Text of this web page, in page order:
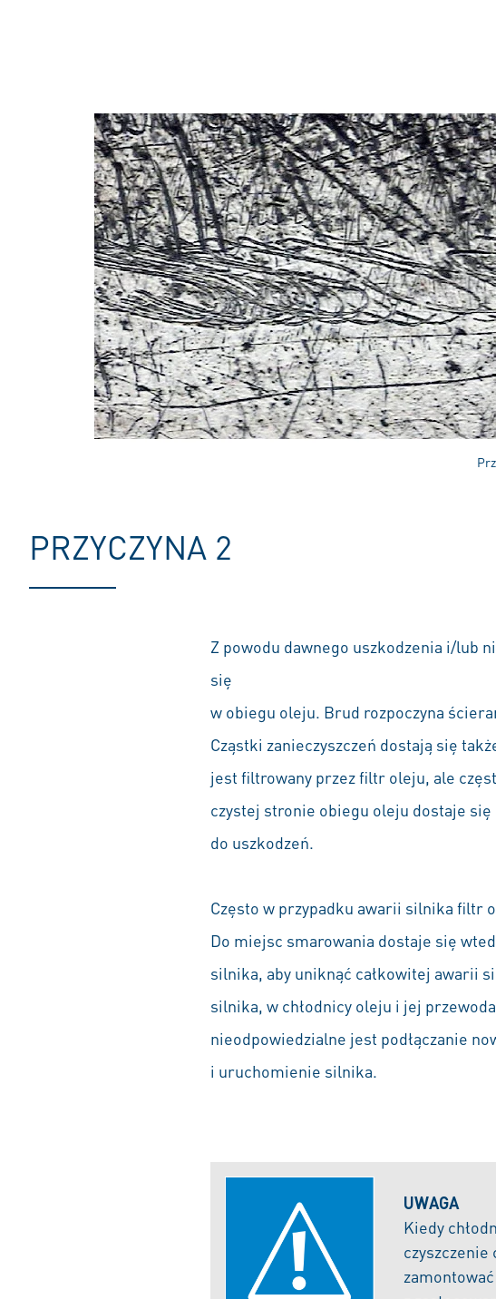
PRZYCZYNA 2
Z powodu dawnego uszkodzenia i/lub
się
w obiegu oleju. Brud rozpoczyna
Cząstki zanieczyszczeń dostają się
jest filtrowany przez filtr oleju, ale
czystej stronie obiegu oleju dostaje się
do uszkodzeń.
Często w przypadku awarii silnika filtr
Do miejsc smarowania dostaje się
silnika, aby uniknąć całkowitej awarii
silnika, w chłodnicy oleju i jej
nieodpowiedzialne jest podłączanie
i uruchomienie silnika.
UWAGA
Kiedy